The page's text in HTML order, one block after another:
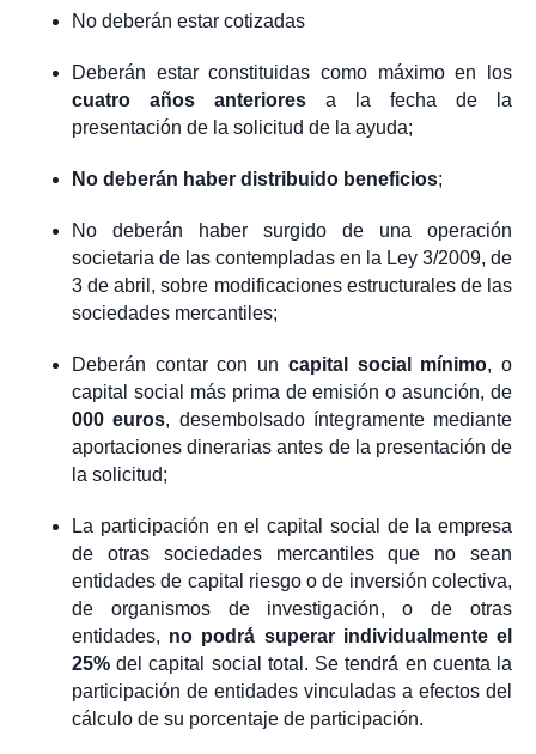
No deberán estar cotizadas
Deberán estar constituidas como máximo en los
cuatro años anteriores a la fecha de la
presentación de la solicitud de la ayuda;
No deberán haber distribuido beneficios;
No deberán haber surgido de una operación
societaria de las contempladas en la Ley 3/2009, de
3 de abril, sobre modificaciones estructurales de las
sociedades mercantiles;
Deberán contar con un capital social mínimo, o
capital social más prima de emisión o asunción, de
000 euros, desembolsado íntegramente mediante
aportaciones dinerarias antes de la presentación de
la solicitud;
La participación en el capital social de la empresa
de otras sociedades mercantiles que no sean
entidades de capital riesgo o de inversión colectiva,
de organismos de investigación, o de otras
entidades, no podrá́ superar individualmente el
25% del capital social total. Se tendrá́ en cuenta la
participación de entidades vinculadas a efectos del
cálculo de su porcentaje de participación.